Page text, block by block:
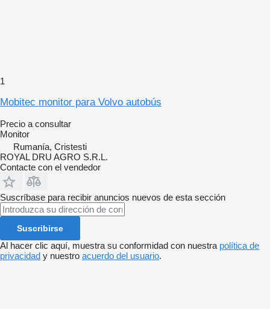
1
Mobitec monitor para Volvo autobús
Precio a consultar
Monitor
Rumanía, Cristesti
ROYAL DRU AGRO S.R.L.
Contacte con el vendedor
Suscríbase para recibir anuncios nuevos de esta sección
Suscribirse
Al hacer clic aquí, muestra su conformidad con nuestra política de
privacidad y nuestro acuerdo del usuario.